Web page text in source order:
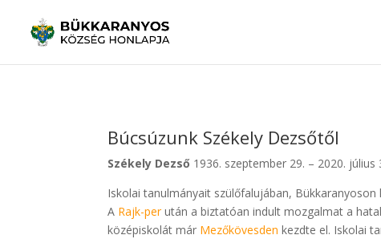
Búcsúzunk Székely Dezsőtől
Székely Dezső 1936. szeptember 29. – 2020. július
Iskolai tanulmányait szülőfalujában,
A Rajk-perután a biztatóan indult mozgalmat a
középiskolát már Mezőkövesden kezdte el. Iskolai